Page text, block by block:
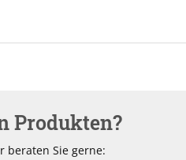
Produkten?
beraten Sie gerne: